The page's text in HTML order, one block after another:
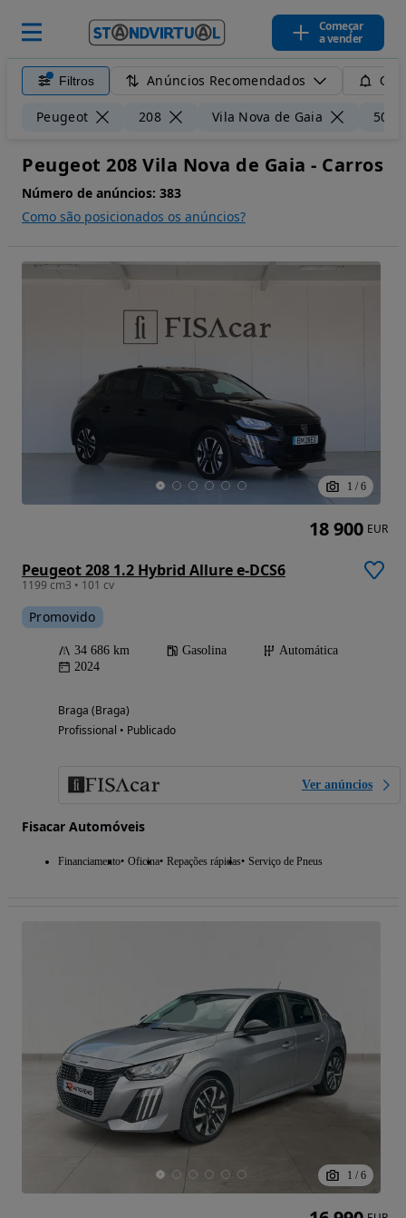
Começar
a vender
Filtros Anúncios Recomendados
Peugeot 208 Vila Nova de Gaia 50
Peugeot 208 Vila Nova de Gaia - Carros
Número de anúncios: 383
Como são posicionados os anúncios?
1 / 6
Peugeot 208 1.2 Hybrid Allure e-DCS6
1199 cm3 • 101 cv
Promovido
34 686 km Gasolina
Automática
2024
Braga (Braga)
Profissional • Publicado
Ver anúncios
Fisacar Automóveis
Financiamento Oficina Repações rápidas Serviço de Pneus
18 900 EUR
1 / 6